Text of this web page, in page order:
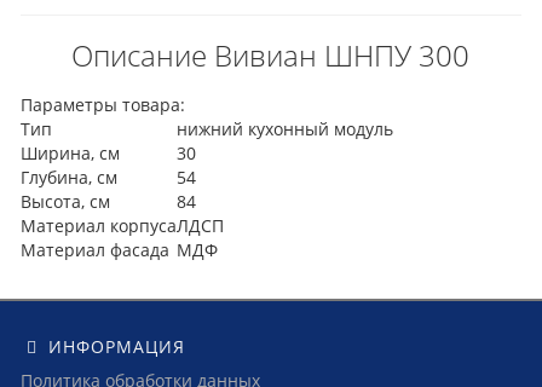
Описание Вивиан ШНПУ 300
Параметры товара:
Тип
нижний кухонный модуль
Ширина, см
30
Глубина, см
54
Высота, см
84
Материал корпусаЛДСП
Материал фасада МДФ
ИНФОРМАЦИЯ
Политика обработки данных